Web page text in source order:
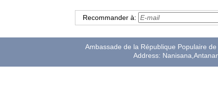
Recommander à:
Ambassade de la République Populaire
Address: